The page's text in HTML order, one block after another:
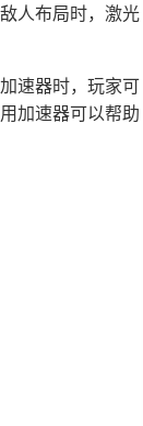
人布局时，激光
速器时，玩家可
加速器可以帮助